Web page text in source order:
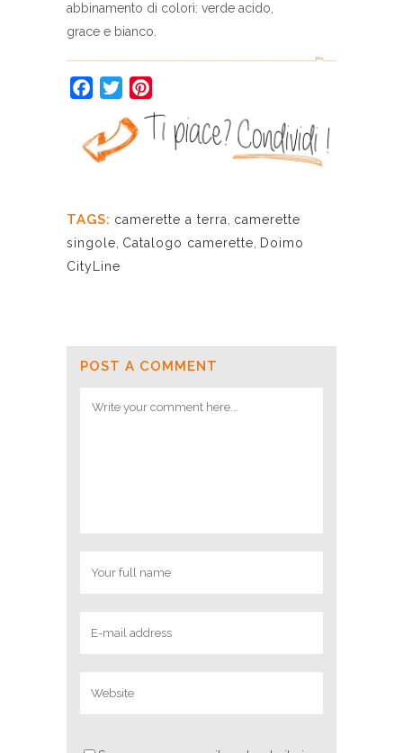
abbinamento di colori: verde acido,
grace e bianco.
Facebook
Twitter
TAGS: camerette a terra, camerette
singole, Catalogo camerette, Doimo
CityLine
POST A COMMENT